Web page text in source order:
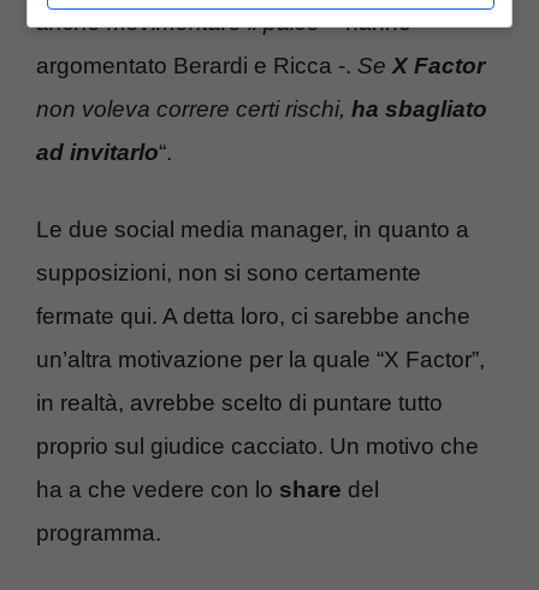
anche movimentare il palco– hanno
argomentato Berardi e Ricca -. Se X Factor
non voleva correre certi rischi, ha sbagliato
ad invitarlo“.
Le due social media manager, in quanto a
supposizioni, non si sono certamente
fermate qui. A detta loro, ci sarebbe anche
un’altra motivazione per la quale “X Factor”,
in realtà, avrebbe scelto di puntare tutto
proprio sul giudice cacciato. Un motivo che
ha a che vedere con lo share del
programma.